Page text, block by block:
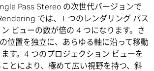
Pass Stereo の次世代バージョンで
では、1 つのレンダリング パス
ビューの数が倍の 4 つになります。さ
位置を独立に、あらゆる軸に沿って移動
す。4 つのプロジェクション ビューを
とにより、極めて広い視野を持つ、斜